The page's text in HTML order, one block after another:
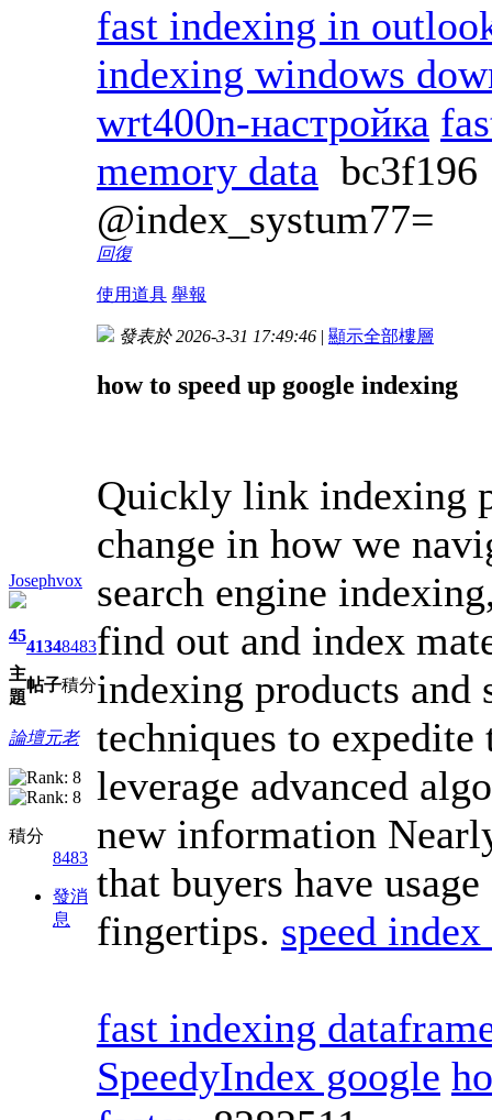
fast indexing in
indexing windows
wrt400n-настройка
memory data
@index_systum77=
回復
使用道具 舉報
Josephvox
45
主
題
4134
帖子
8483
積分
論壇元老
積分
8483
發消
息
發表於 2026-3-31 17:49:46 | 顯示全部樓層
how to speed up google indexing
Quickly link indexing
change in how we
search engine
find out and index
indexing products and
techniques to expedite
leverage advanced
new information
that buyers have
fingertips. speed
fast indexing
SpeedyIndex google